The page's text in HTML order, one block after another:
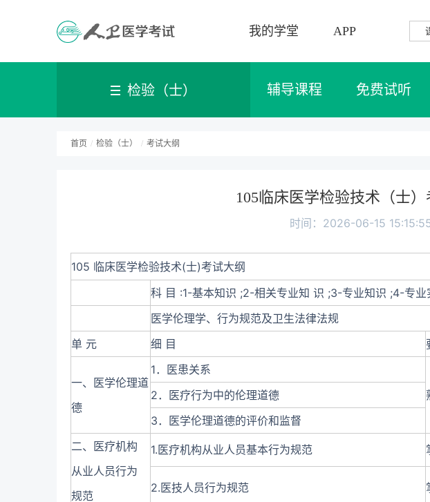
我的学堂 APP
检验（士） 辅导课程 免费试听
首页 / 检验（士） / 考试大纲
105临床医学检验技术（士）
时间：2026-06-15
105 临床医学检验技术(士)考试大纲
科 目 :1-基本知识 ;2-相关专业知 识 ;3-专业知识 ;4-专业
医学伦理学、行为规范及卫生法律法规
单 元
细 目
一、医学伦理道
德
1．医患关系
2．医疗行为中的伦理道德
3．医学伦理道德的评价和监督
二、医疗机构
从业人员行为
规范
1.医疗机构从业人员基本行为规范
2.医技人员行为规范